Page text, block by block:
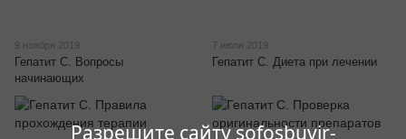
Разрешите сайту sofosbuvir-
9 ноября 2019
Гепатит С. Вопросы
начинающих
7 июля 2019
Гепатит С. Диета при лечении